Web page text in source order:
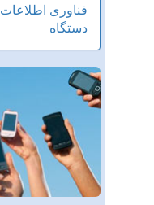
فناوری اطلاعات
دستگاه